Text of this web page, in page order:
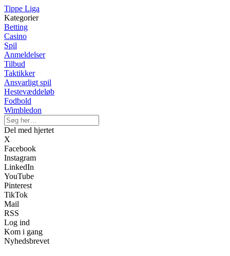
Tippe Liga
Kategorier
Betting
Casino
Spil
Anmeldelser
Tilbud
Taktikker
Ansvarligt spil
Hestevæddeløb
Fodbold
Wimbledon
Del med hjertet
X
Facebook
Instagram
LinkedIn
YouTube
Pinterest
TikTok
Mail
RSS
Log ind
Kom i gang
Nyhedsbrevet